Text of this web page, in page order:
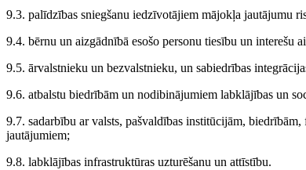
9.3. palīdzības sniegšanu iedzīvotājiem mājokļa jautājumu
9.4. bērnu un aizgādnībā esošo personu tiesību un interešu
9.5. ārvalstnieku un bezvalstnieku, un sabiedrības
9.6. atbalstu biedrībām un nodibinājumiem labklājības un
9.7. sadarbību ar valsts, pašvaldības institūcijām,
jautājumiem;
9.8. labklājības infrastruktūras uzturēšanu un attīstību.